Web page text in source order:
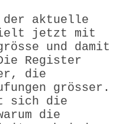
der aktuelle
jetzt mit
und damit
Register
die
grösser.
sich die
die